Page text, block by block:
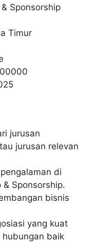
Sponsorship
Timur
jurusan
jurusan relevan
di
Sponsorship.
bisnis
yang kuat
baik